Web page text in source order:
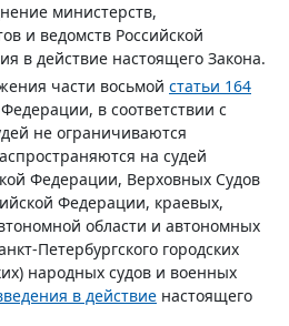
министерств,
и ведомств Российской
в действие настоящего Закона.
части восьмой статьи 164
в соответствии с
не ограничиваются
на судей
Федерации, Верховных Судов
Федерации, краевых,
области и автономных
Петербургского городских
народных судов и военных
в действие настоящего